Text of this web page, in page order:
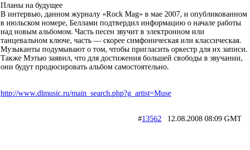
Планы на будущее
В интервью, данном журналу «Rock Mag» в мае 2007, и опубликованном
в июльском номере, Беллами подтвердил информацию о начале работы
над новым альбомом. Часть песен звучит в электронном или
танцевальном ключе, часть — скорее симфоническая или классическая.
Музыканты подумывают о том, чтобы пригласить оркестр для их записи.
Также Мэтью заявил, что для достижения большей свободы в звучании,
они будут продюсировать альбом самостоятельно.
http://www.dlmusic.ru/main_search.php?g_artist=Muse
#13562 12.08.2008 08:09 GMT